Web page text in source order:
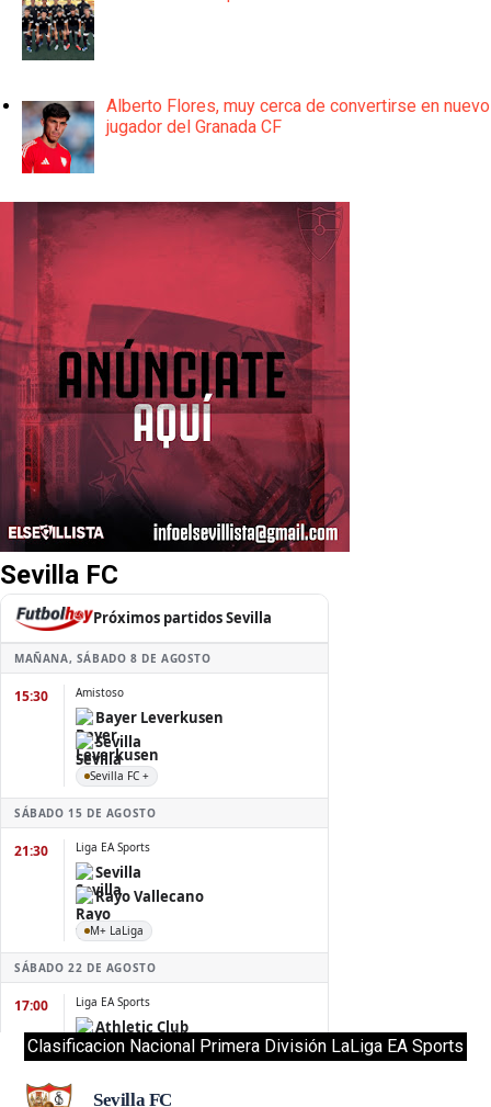
Alberto Flores, muy cerca de convertirse en nuevo
jugador del Granada CF
Sevilla FC
Clasificacion Nacional Primera División LaLiga EA Sports